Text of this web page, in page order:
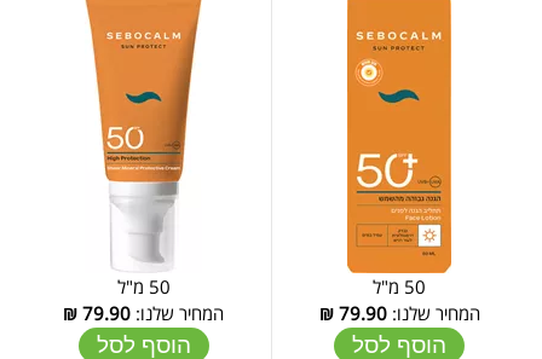
50 מ"ל
המחיר שלנו:79.90
₪
הוסף לסל
50 מ"ל
המחיר שלנו: 79.90
₪
הוסף לסל